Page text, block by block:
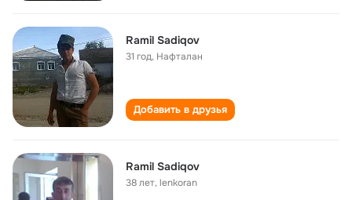
Ramil Sadiqov
31 год, Нафталан
Добавить в друзья
Ramil Sadiqov
38 лет,lenkoran